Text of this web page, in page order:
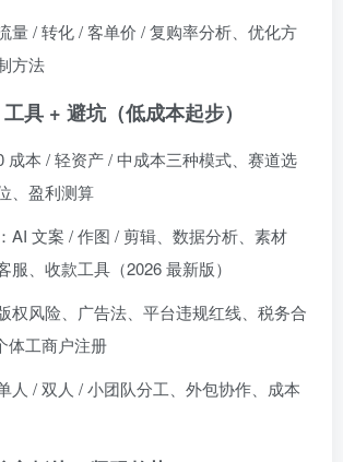
量 / 转化 / 客单价 / 复购率分析、优化方
方法
具 + 避坑（低成本起步）
成本 / 轻资产 / 中成本三种模式、赛道选
、盈利测算
AI 文案 / 作图 / 剪辑、数据分析、素材
服、收款工具（2026 最新版）
权风险、广告法、平台违规红线、税务合
体工商户注册
人 / 双人 / 小团队分工、外包协作、成本